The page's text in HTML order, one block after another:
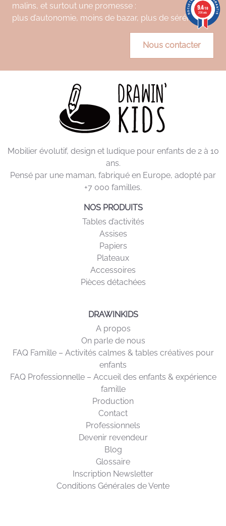
malins, et surtout une promesse :
plus d’autonomie, moins de bazar, plus de sérénité.
Nous contacter
Mobilier évolutif, design et ludique pour enfants de 2 à 10
ans.
Pensé par une maman, fabriqué en Europe, adopté par
+7 000 familles.
NOS PRODUITS
Tables d’activités
Assises
Papiers
Plateaux
Accessoires
Pièces détachées
DRAWINKIDS
A propos
On parle de nous
FAQ Famille – Activités calmes & tables créatives pour
enfants
FAQ Professionnelle – Accueil des enfants & expérience
famille
Production
Contact
Professionnels
Devenir revendeur
Blog
Glossaire
Inscription Newsletter
Conditions Générales de Vente
9.4/10
206 avis
9.4/10
206 avis